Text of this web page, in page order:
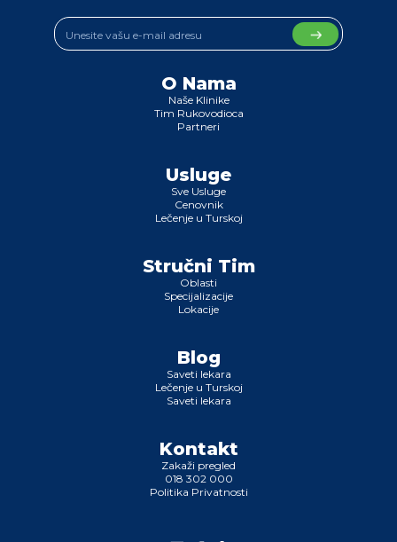
O Nama
Naše Klinike
Tim Rukovodioca
Partneri
Usluge
Sve Usluge
Cenovnik
Lečenje u Turskoj
Stručni Tim
Oblasti
Specijalizacije
Lokacije
Blog
Saveti lekara
Lečenje u Turskoj
Saveti lekara
Kontakt
Zakaži pregled
018 302 000
Politika Privatnosti